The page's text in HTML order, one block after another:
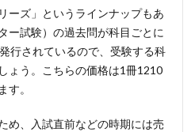
ーズ」というラインナップもあ
ー試験）の過去問が科目ごとに
行されているので、受験する科
ょう。こちらの価格は1冊1210
す。
め、入試直前などの時期には売